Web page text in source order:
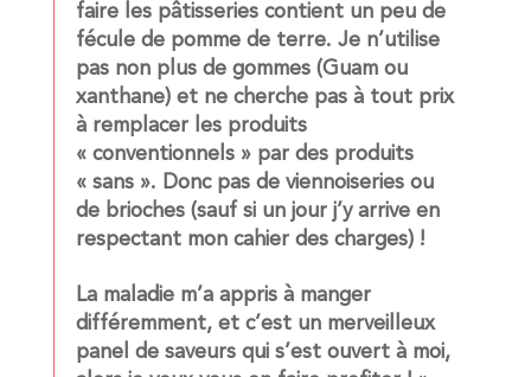
faire les pâtisseries contient un peu de
fécule de pomme de terre. Je n’utilise
pas non plus de gommes (Guam ou
xanthane) et ne cherche pas à tout prix
à remplacer les produits
« conventionnels » par des produits
« sans ». Donc pas de viennoiseries ou
de brioches (sauf si un jour j’y arrive en
respectant mon cahier des charges) !
La maladie m’a appris à manger
différemment, et c’est un merveilleux
panel de saveurs qui s’est ouvert à moi,